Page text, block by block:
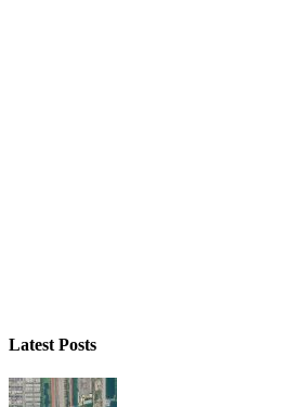
Latest Posts